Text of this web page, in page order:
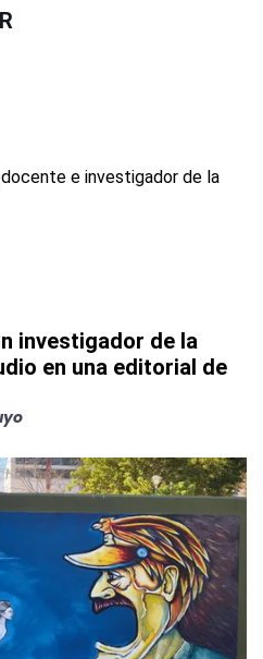
investigador de la
en una editorial de